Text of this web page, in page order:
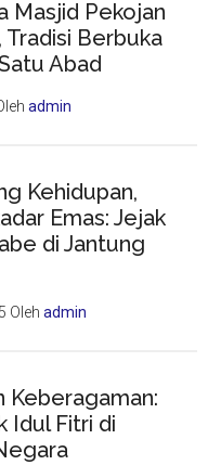
Masjid Pekojan
Tradisi Berbuka
Abad
admin
Kehidupan,
Emas: Jejak
di Jantung
Olehadmin
Keberagaman:
Idul Fitri di